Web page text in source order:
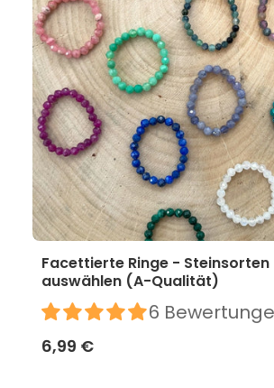
Facettierte Ringe - Steinsorten
auswählen (A-Qualität)
6
6,99 €